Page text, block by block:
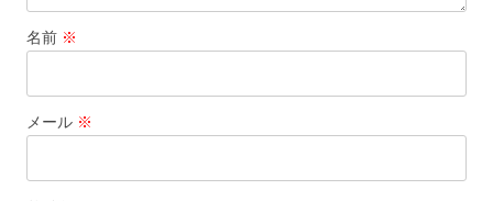
名前 ※
メール ※